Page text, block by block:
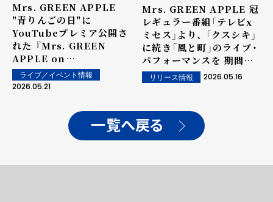
Mrs. GREEN APPLE
"青りんごの日"に
YouTubeプレミア公開さ
れた 『Mrs. GREEN
APPLE on
"Harmony"』が、 同時視
聴者数30万人超を記録！
ライブ／イベント情報
2026.05.21
Mrs. GREEN APPLE 冠
レギュラー番組「テレビx
ミセス」より、 「クスシキ」
に続き「風と町」のライブ・
パフォーマンスを 期間限
定で特別公開！
リリース情報 2026.05.16
一覧へ戻る